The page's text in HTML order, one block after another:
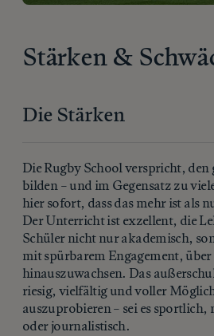
Stärken &
Die Stärken
Die Rugby School verspricht, den
bilden – und im Gegensatz zu
hier sofort, dass das mehr ist als
Der Unterricht ist exzellent, die
Schüler nicht nur akademisch,
mit spürbarem Engagement, über
hinauszuwachsen. Das
riesig, vielfältig und voller
auszuprobieren – sei es
oder journalistisch.